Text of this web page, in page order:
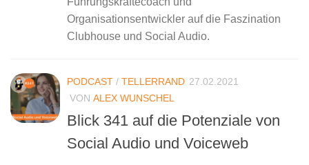
Organisationsentwickler auf die Faszination
Clubhouse und Social Audio.
PODCAST / TELLERRAND 27.02.2021
VON ALEX WUNSCHEL
Blick 341 auf die Potenziale von
Social Audio und Voiceweb